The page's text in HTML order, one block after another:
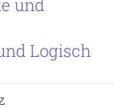
und
Logisch